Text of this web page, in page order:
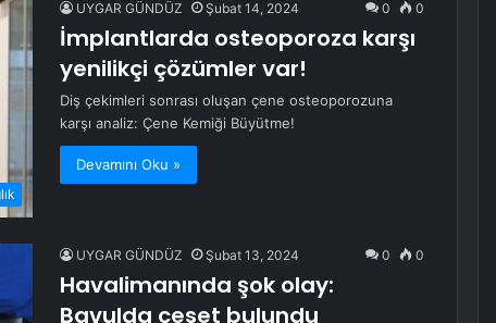
UYGAR GÜNDÜZ Şubat 14, 2024 0 0
İmplantlarda osteoporoza karşı
yenilikçi çözümler var!
Diş çekimleri sonrası oluşan çene osteoporozuna
karşı analiz: Çene Kemiği Büyütme!
Devamını Oku »
UYGAR GÜNDÜZ Şubat 13, 2024 0 0
Havalimanında şok olay:
Bavulda ceset bulundu